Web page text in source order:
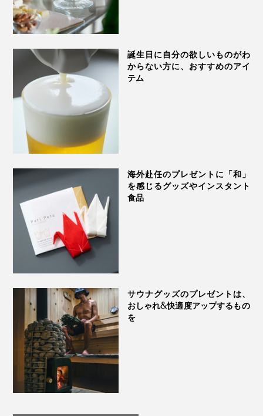
誕生日に自分の欲しいものがわ
からない方に、おすすめのアイ
テム
海外赴任のプレゼントに「和」
を感じるグッズやインスタント
食品
サウナグッズのプレゼントは、
おしゃれ&快適度アップするもの
を